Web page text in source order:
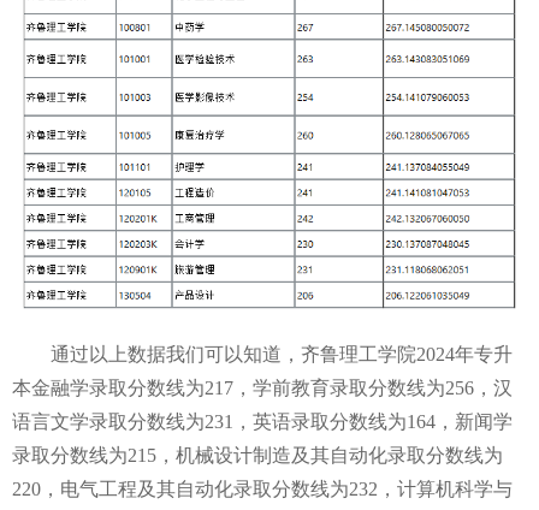
通过以上数据我们可以知道，齐鲁理工学院2024年专升
本金融学录取分数线为217，学前教育录取分数线为256，汉
语言文学录取分数线为231，英语录取分数线为164，新闻学
录取分数线为215，机械设计制造及其自动化录取分数线为
220，电气工程及其自动化录取分数线为232，计算机科学与